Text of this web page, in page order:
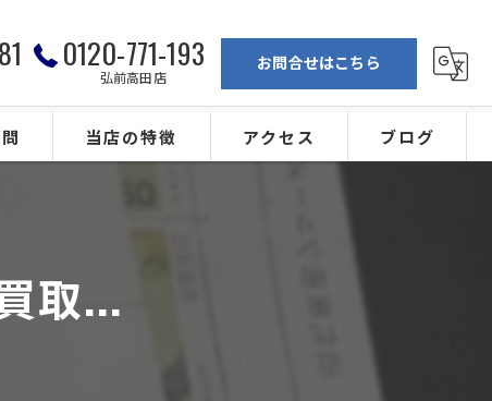
0120-771-193
弘前高田店
お問合せはこちら
当店の特徴
金
アクセス ブログ
取...